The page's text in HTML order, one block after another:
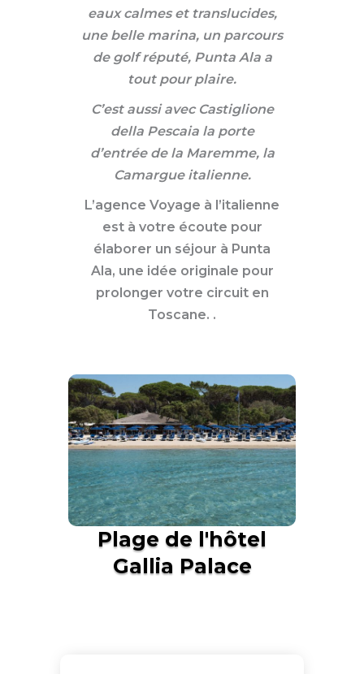
eaux calmes et translucides,
une belle marina, un parcours
de golf réputé, Punta Ala a
tout pour plaire.
C’est aussi avec Castiglione
della Pescaia la porte
d’entrée de la Maremme, la
Camargue italienne.
L’agence Voyage à l’italienne
est à votre écoute pour
élaborer un séjour à Punta
Ala, une idée originale pour
prolonger votre circuit en
Toscane. .
Plage de l'hôtel
Gallia Palace